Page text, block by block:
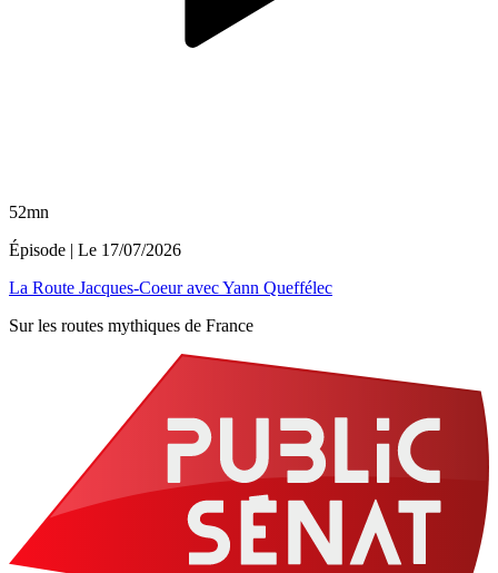
52mn
Épisode | Le 17/07/2026
La Route Jacques-Coeur avec Yann Queffélec
Sur les routes mythiques de France